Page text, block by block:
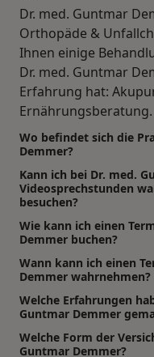
Dr. med. Guntmar
Orthopäde &
Ihnen einige
Dr. med. Guntmar
Erfahrung hat:
Ernährungsberatung.
Wo befindet sich die
Demmer?
Kann ich bei Dr. med.
Videosprechstunden
besuchen?
Wie kann ich einen
Demmer buchen?
Wann kann ich einen
Demmer wahrnehmen?
Welche Erfahrungen
Guntmar Demmer
Welche Form der
Guntmar Demmer?